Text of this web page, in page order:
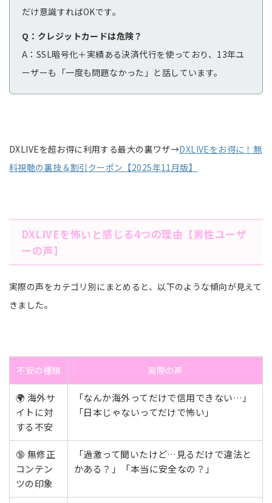
だけ意識すればOKです。
Q：クレジットカードは危険？
A：SSL暗号化＋実績ある決済代行を使っており、13年ユ
ーザーも「一度も問題なかった」と話しています。
DXLIVEを超お得に利用する最大の裏ワザ→DXLIVEをお得に！無
料視聴の裏技＆割引クーポン【2025年11月版】
DXLIVEを怖いと感じる4つの理由【男性ユーザ
ーの声】
実際の声をカテゴリ別にまとめると、以下のような傾向が見えて
きました。
不安の種類 実際の声
🌍 海外サ
イトに対
する不安
「なんか海外ってだけで信用できない…」
「日本じゃないってだけで怖い」
🔞 無修正
コンテン
ツの印象
「過激って聞いたけど…見るだけで違法と
かある？」「本当に安全なの？」